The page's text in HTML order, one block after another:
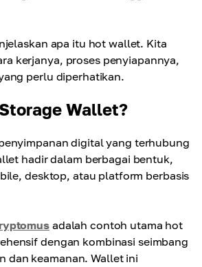
apa itu hot wallet. Kita
kerjanya, proses penyiapannya,
perlu diperhatikan.
Wallet?
digital yang terhubung
hadir dalam berbagai bentuk,
desktop, atau platform berbasis
adalah contoh utama hot
dengan kombinasi seimbang
dan keamanan. Wallet ini